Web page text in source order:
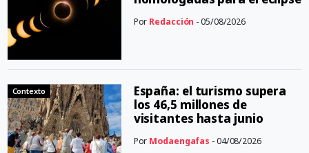
Por Redacción - 05/08/2026
Contexto
España: el turismo supera
los 46,5 millones de
visitantes hasta junio
Por Modaengafas - 04/08/2026